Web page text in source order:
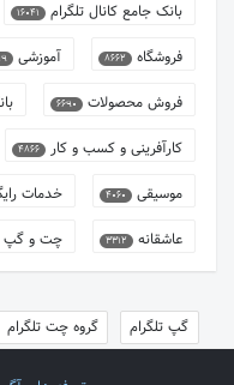
بانک جامع کانال تلگرام 16041
فروشگاه 8662 آموزشی
فروش محصولات 6690
کارآفرینی و کسب و کار 4866
موسیقی 4060 خدمات
عاشقانه 3312 چت و گپ
گپ تلگرام گروه چت تلگرام